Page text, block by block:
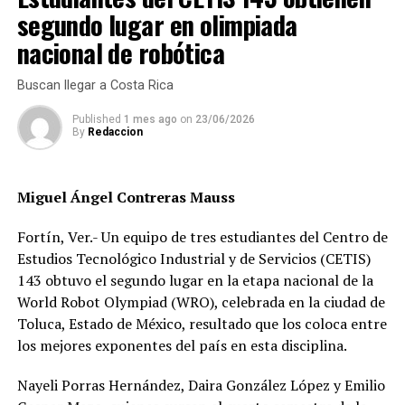
No descartó que podrían existir cambios en el gobierno
o DIF municipal, aunque aclaró apenas se está en una
se podrán tomar decisiones si se dan cambios o no.
RELATED TOPICS:
Obligada, la 4T garantiza dinero para elecciones
Culpan a Covid de desplome economía de Veracruz
segundo lugar en olimpiada
nacional de robótica
Buscan llegar a Costa Rica
Published 1 mes ago on 23/06/2026
By Redaccion
Miguel Ángel Contreras Mauss
Fortín, Ver.- Un equipo de tres estudiantes del Centro de
Estudios Tecnológico Industrial y de Servicios (CETIS)
143 obtuvo el segundo lugar en la etapa nacional de la
World Robot Olympiad (WRO), celebrada en la ciudad de
Toluca, Estado de México, resultado que los coloca entre
los mejores exponentes del país en esta disciplina.
Nayeli Porras Hernández, Daira González López y Emilio